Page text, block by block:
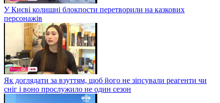
У Києві колишні блокпости перетворили на казкових
персонажів
Як доглядати за взуттям, щоб його не зіпсували реагенти чи
сніг і воно прослужило не один сезон